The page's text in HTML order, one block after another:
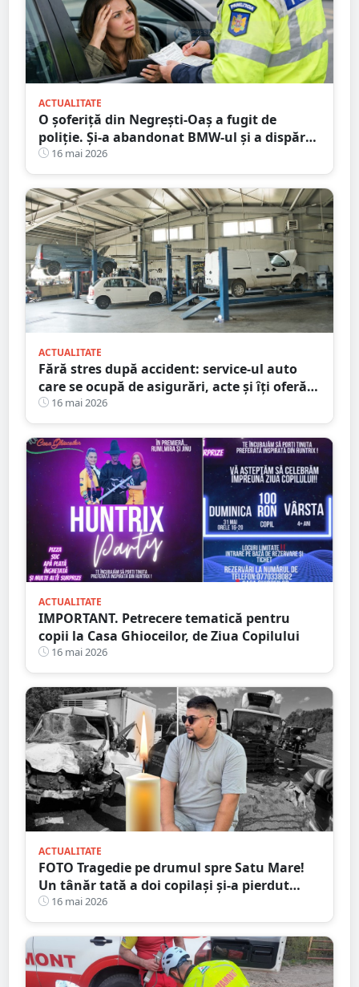
ACTUALITATE
O șoferiță din Negrești-Oaș a fugit de
poliție. Și-a abandonat BMW-ul și a dispărut
printre blocuri
16 mai 2026
ACTUALITATE
Fără stres după accident: service-ul auto
care se ocupă de asigurări, acte și îți oferă
mașină la schimb
16 mai 2026
ACTUALITATE
IMPORTANT. Petrecere tematică pentru
copii la Casa Ghioceilor, de Ziua Copilului
16 mai 2026
ACTUALITATE
FOTO Tragedie pe drumul spre Satu Mare!
Un tânăr tată a doi copilași și-a pierdut
viața într-un accident cumplit
16 mai 2026